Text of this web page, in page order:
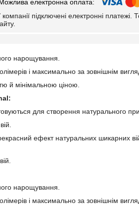
компанії підключені електронні
нарощування.
і максимально за зовнішнім
й мінімальною ціною.
для створення натурального
ефект натуральних шикарних
нарощування.
і максимально за зовнішнім